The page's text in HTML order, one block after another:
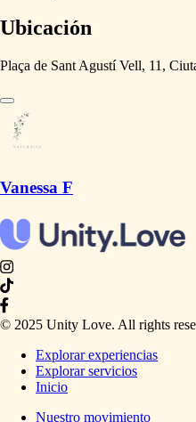
Ubicación
Plaça de Sant Agustí Vell, 11,
Vanessa F
© 2025 Unity Love. All rights
Explorar experiencias
Explorar servicios
Inicio
Nuestro movimiento